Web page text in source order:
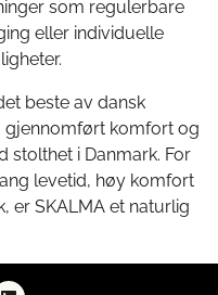
som regulerbare
eller individuelle
beste av dansk
gjennomført komfort og
stolthet i Danmark. For
levetid, høy komfort
er SKALMA et naturlig